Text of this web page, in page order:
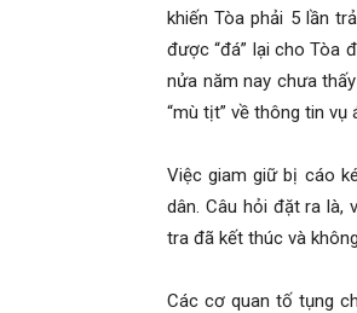
khiến Tòa phải 5 lần
được “đá” lại cho Tòa
nửa năm nay chưa
“mù tịt” về thông tin
Việc giam giữ bị cáo
dân. Câu hỏi đặt ra là,
tra đã kết thúc và
Các cơ quan tố tụng